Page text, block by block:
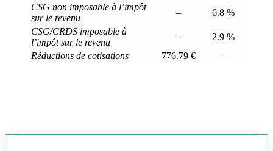
CSG non imposable à l’impôt
sur le revenu
–
6.8 %
CSG/CRDS imposable à
l’impôt sur le revenu
–
2.9 %
Réductions de cotisations
776.79 € –